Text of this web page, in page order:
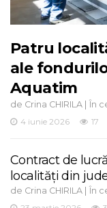
Patru
ale
Aquatim
de Crina CHIRILA | În
4 iunie 2026
17
Contract de
localități din
de Crina CHIRILA | În